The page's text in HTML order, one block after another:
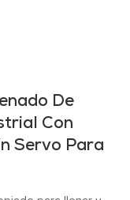
De
Con
Servo Para